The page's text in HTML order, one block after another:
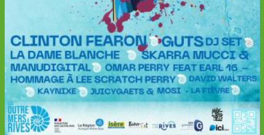
Copyright © 2023 Ville de Rives